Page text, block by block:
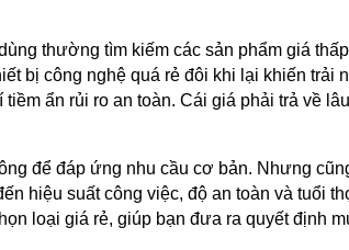
thường tìm kiếm các sản phẩm giá
bị công nghệ quá rẻ đôi khi lại khiến trải
ẩn rủi ro an toàn. Cái giá phải trả về
để đáp ứng nhu cầu cơ bản. Nhưng
hiệu suất công việc, độ an toàn và tuổi
loại giá rẻ, giúp bạn đưa ra quyết định